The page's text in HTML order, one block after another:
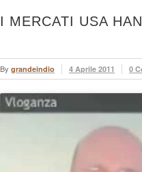
I MERCATI USA
By grandeindio 4 Aprile 2011 0